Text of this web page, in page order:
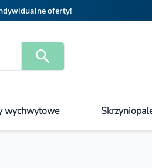
oferty!
wychwytowe